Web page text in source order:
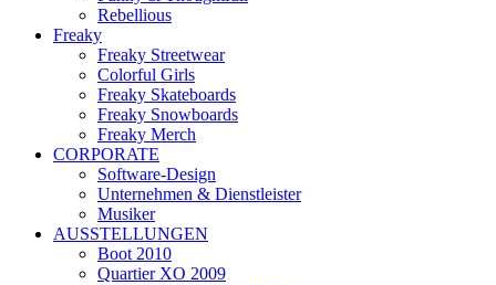
Rebellious
Freaky
Freaky Streetwear
Colorful Girls
Freaky Skateboards
Freaky Snowboards
Freaky Merch
CORPORATE
Software-Design
Unternehmen & Dienstleister
Musiker
AUSSTELLUNGEN
Boot 2010
Quartier XO 2009